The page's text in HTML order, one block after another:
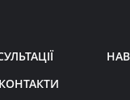
КОНТАКТИ